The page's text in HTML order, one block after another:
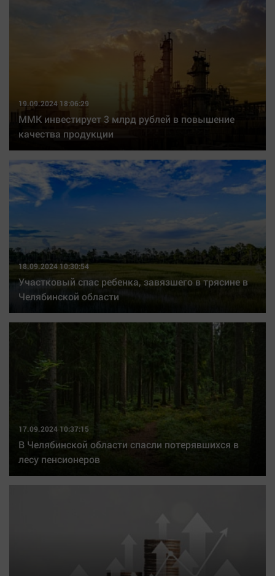
19.09.2024 18:06:29
ММК инвестирует 3 млрд рублей в повышение
качества продукции
18.09.2024 10:30:54
Участковый спас ребенка, завязшего в трясине в
Челябинской области
17.09.2024 10:37:15
В Челябинской области спасли потерявшихся в
лесу пенсионеров